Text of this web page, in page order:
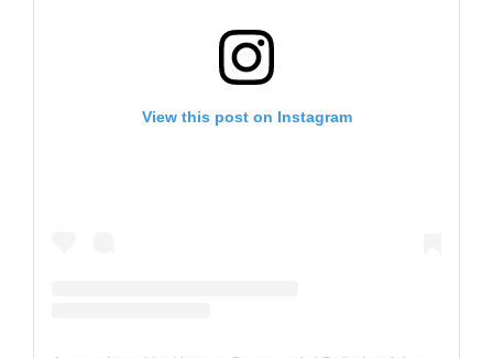
View this post on Instagram